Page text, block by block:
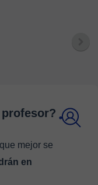
mejor se
en